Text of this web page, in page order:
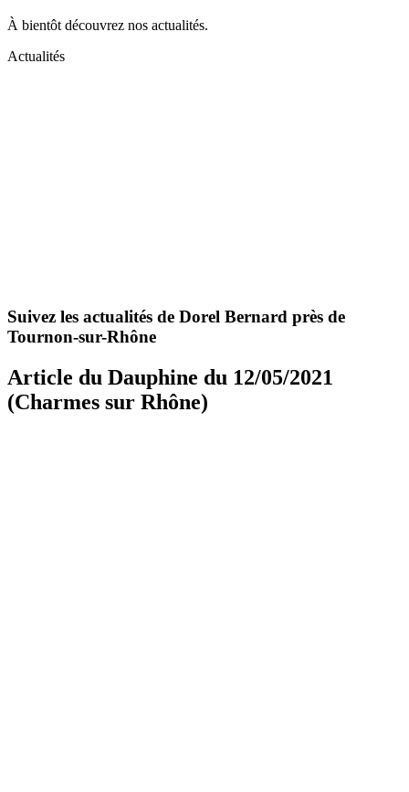
À bientôt découvrez nos actualités.
Actualités
Suivez les actualités de Dorel Bernard près de
Tournon-sur-Rhône
Article du Dauphine du 12/05/2021
(Charmes sur Rhône)